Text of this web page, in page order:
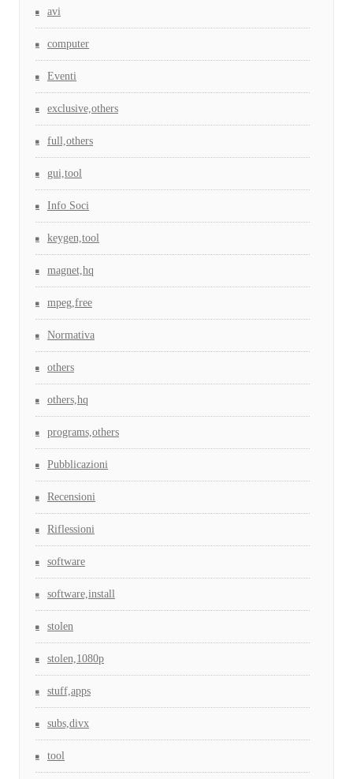
avi
computer
Eventi
exclusive,others
full,others
gui,tool
Info Soci
keygen,tool
magnet,hq
mpeg,free
Normativa
others
others,hq
programs,others
Pubblicazioni
Recensioni
Riflessioni
software
software,install
stolen
stolen,1080p
stuff,apps
subs,divx
tool